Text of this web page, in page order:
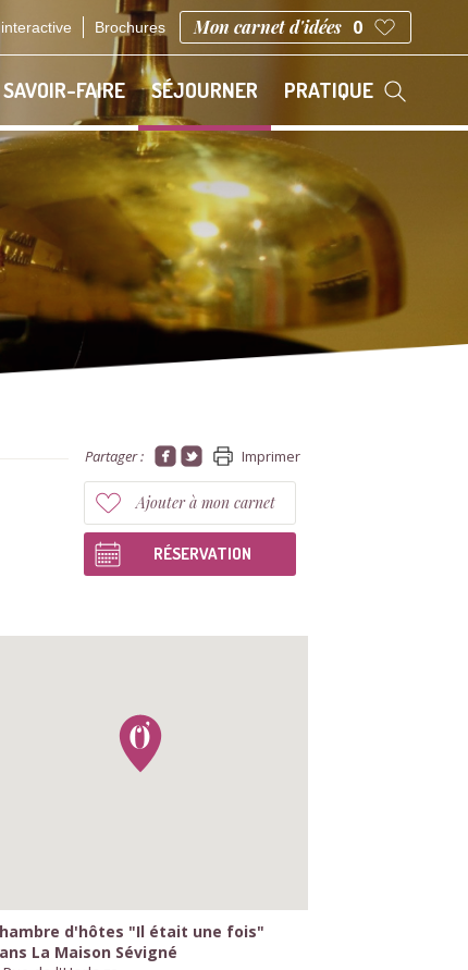
Brochures Mon carnet d'idées 0
FAIRE SÉJOURNER PRATIQUE
Partager : Imprimer
Ajouter à mon carnet
RÉSERVATION
d'hôtes "Il était une fois"
La Maison Sévigné